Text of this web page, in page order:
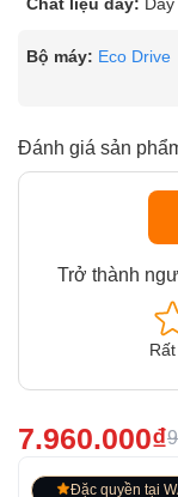
Bộ máy: Eco Drive
Đánh giá sản
Trở thành
7.960.000₫
Đặc quyền tại